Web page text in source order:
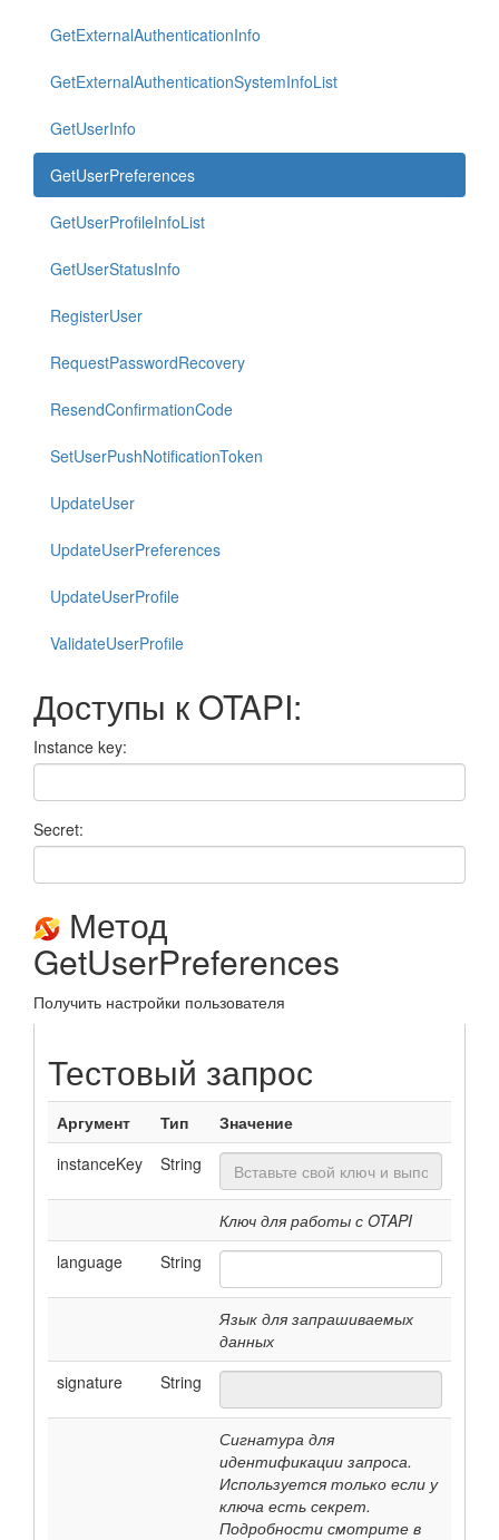
GetExternalAuthenticationInfo
GetExternalAuthenticationSystemInfoList
GetUserInfo
GetUserPreferences
GetUserProfileInfoList
GetUserStatusInfo
RegisterUser
RequestPasswordRecovery
ResendConfirmationCode
SetUserPushNotificationToken
UpdateUser
UpdateUserPreferences
UpdateUserProfile
ValidateUserProfile
Доступы к OTAPI:
Instance key:
Secret:
Метод
GetUserPreferences
Получить настройки пользователя
Тестовый запрос
Аргумент Тип
Значение
instanceKey
String
Ключ для работы с OTAPI
language
String
Язык для запрашиваемых
данных
signature
String
Сигнатура для
идентификации запроса.
Используется только если у
ключа есть секрет.
Подробности смотрите в